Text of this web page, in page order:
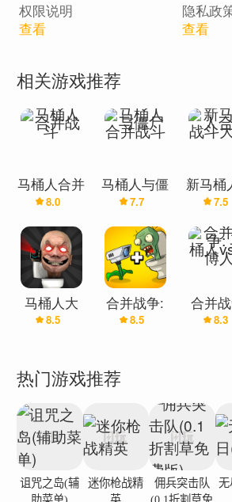
建立更大更好的怪物，赚取更多的
合相同的怪物，以获得更好、更大
闯过所有关卡
如何玩合并马桶人战斗
- 融合相同的怪物，使它们进化，
- 尽可能快地融合，增长你的力量
- 勇敢的面对战斗，打败skibidi厕
如何玩合并马桶人战斗的特点
- 美丽的3D图形
- 免费游戏
- 容易玩，但很难掌握
升级更强大，解锁新怪物。选择你
现在就来试试如何玩合并的怪物:
诗级战斗竞技场吧！
权限说明
查看
隐私政
查看
相关游戏推荐
马桶人合并
战斗
8.0
马桶人与僵
尸合并战斗
7.7
新马桶
并战斗
7.5
马桶人大
战:开放世
8.5
合并战争:
马桶人大战
8.5
合并
马桶人
8.3
热门游戏推荐
诅咒之岛(辅
迷你枪战精
佣兵突击队
无